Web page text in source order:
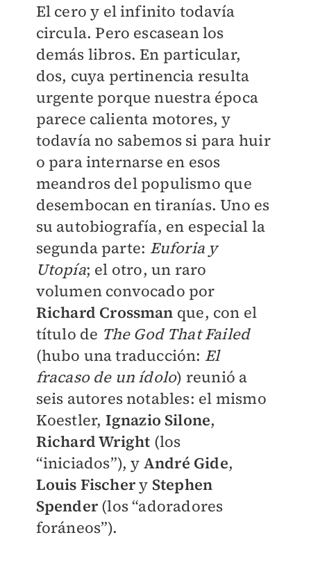
El cero y el infinito todavía
circula. Pero escasean los
demás libros. En particular,
dos, cuya pertinencia resulta
urgente porque nuestra época
parece calienta motores, y
todavía no sabemos si para huir
o para internarse en esos
meandros del populismo que
desembocan en tiranías. Uno es
su autobiografía, en especial la
segunda parte: Euforia y
Utopía; el otro, un raro
volumen convocado por
Richard Crossman que, con el
título de The God That Failed
(hubo una traducción: El
fracaso de un ídolo) reunió a
seis autores notables: el mismo
Koestler, Ignazio Silone,
Richard Wright (los
“iniciados”), y André Gide,
Louis Fischery Stephen
Spender(los “adoradores
foráneos”).